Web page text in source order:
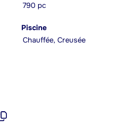
790 pc
Piscine
Chauffée, Creusée